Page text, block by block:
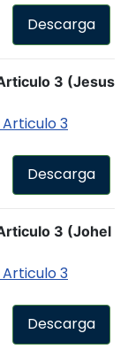
Descarga
3 (Jesus
Articulo 3
Descarga
3 (Johel
Articulo 3
Descarga